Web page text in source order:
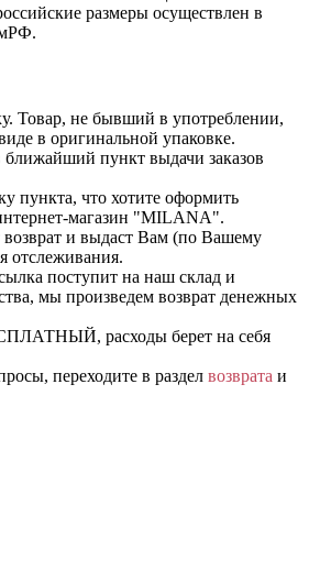
размеры осуществлен в
Товар, не бывший в употреблении,
в оригинальной упаковке.
пункт выдачи заказов
пункта, что хотите оформить
магазин "MILANA".
и выдаст Вам (по Вашему
отслеживания.
поступит на наш склад и
мы произведем возврат денежных
расходы берет на себя
переходите в раздел возврата и